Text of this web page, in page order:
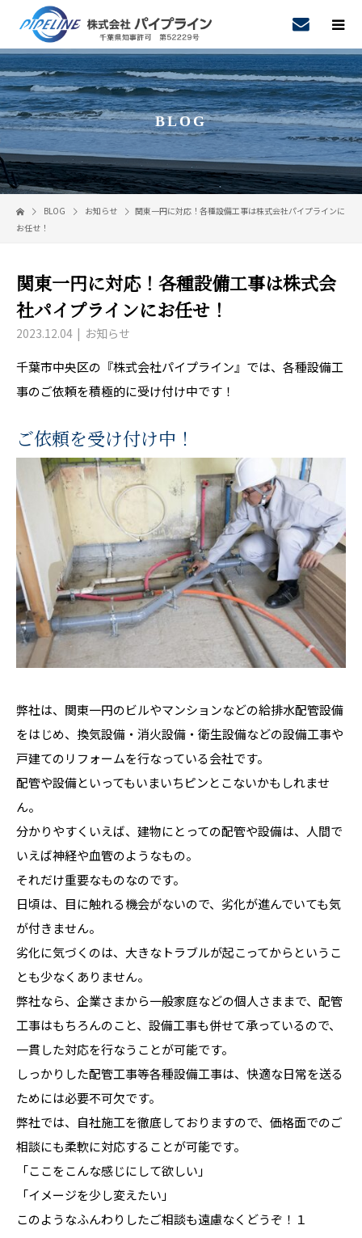
BLOG
BLOG お知らせ
関東一円に対応！各種設備工事は株式会社パイプラインに
お任せ！
関東一円に対応！各種設備工事は株式会
社パイプラインにお任せ！
2023.12.04 お知らせ
千葉市中央区の『株式会社パイプライン』では、各種設備工
事のご依頼を積極的に受け付け中です！
ご依頼を受け付け中！
弊社は、関東一円のビルやマンションなどの給排水配管設備
をはじめ、換気設備・消火設備・衛生設備などの設備工事や
戸建てのリフォームを行なっている会社です。
配管や設備といってもいまいちピンとこないかもしれませ
ん。
分かりやすくいえば、建物にとっての配管や設備は、人間で
いえば神経や血管のようなもの。
それだけ重要なものなのです。
日頃は、目に触れる機会がないので、劣化が進んでいても気
が付きません。
劣化に気づくのは、大きなトラブルが起こってからというこ
とも少なくありません。
弊社なら、企業さまから一般家庭などの個人さままで、配管
工事はもちろんのこと、設備工事も併せて承っているので、
一貫した対応を行なうことが可能です。
しっかりした配管工事等各種設備工事は、快適な日常を送る
ためには必要不可欠です。
弊社では、自社施工を徹底しておりますので、価格面でのご
相談にも柔軟に対応することが可能です。
「ここをこんな感じにして欲しい」
「イメージを少し変えたい」
このようなふんわりしたご相談も遠慮なくどうぞ！１